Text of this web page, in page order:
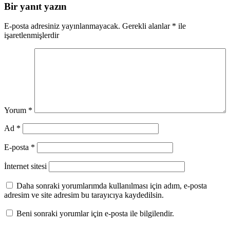
Bir yanıt yazın
E-posta adresiniz yayınlanmayacak. Gerekli alanlar * ile
işaretlenmişlerdir
Yorum *
Ad *
E-posta *
İnternet sitesi
Daha sonraki yorumlarımda kullanılması için adım, e-posta
adresim ve site adresim bu tarayıcıya kaydedilsin.
Beni sonraki yorumlar için e-posta ile bilgilendir.